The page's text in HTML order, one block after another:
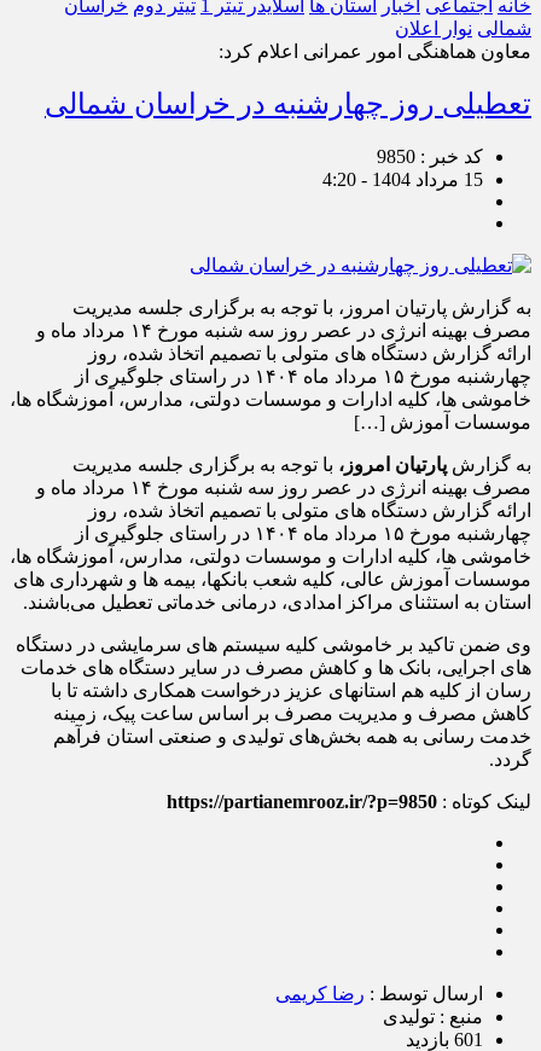
خانه اجتماعی اخبار استان ها اسلایدر تیتر 1 تیتر دوم خراسان
شمالی نوار اعلان
معاون هماهنگی امور عمرانی اعلام کرد:
تعطیلی روز چهارشنبه در خراسان شمالی
کد خبر : 9850
15 مرداد 1404 - 4:20
به گزارش پارتیان امروز، با توجه به برگزاری جلسه مدیریت
مصرف بهینه انرژی در عصر روز سه شنبه مورخ ۱۴ مرداد ماه و
ارائه گزارش دستگاه های متولی با تصمیم اتخاذ شده، روز
چهارشنبه مورخ ۱۵ مرداد ماه ۱۴۰۴ در راستای جلوگیری از
خاموشی ها، کلیه ادارات و موسسات دولتی، مدارس، آموزشگاه ها،
موسسات آموزش […]
به گزارش پارتیان امروز، با توجه به برگزاری جلسه مدیریت
مصرف بهینه انرژی در عصر روز سه شنبه مورخ ۱۴ مرداد ماه و
ارائه گزارش دستگاه های متولی با تصمیم اتخاذ شده، روز
چهارشنبه مورخ ۱۵ مرداد ماه ۱۴۰۴ در راستای جلوگیری از
خاموشی ها، کلیه ادارات و موسسات دولتی، مدارس، آموزشگاه ها،
موسسات آموزش عالی، کلیه شعب بانکها، بیمه ها و شهرداری های
استان به استثنای مراکز امدادی، درمانی خدماتی تعطیل می‌باشند.
وی ضمن تاکید بر خاموشی کلیه سیستم های سرمایشی در دستگاه
های اجرایی، بانک ها و کاهش مصرف در سایر دستگاه های خدمات
رسان از کلیه هم استانهای عزیز درخواست همکاری داشته تا با
کاهش مصرف و مدیریت مصرف بر اساس ساعت پیک، زمینه
خدمت رسانی به همه بخش‌های تولیدی و صنعتی استان فرآهم
گردد.
لینک کوتاه : https://partianemrooz.ir/?p=9850
ارسال توسط : رضا کریمی
منبع : تولیدی
601 بازدید